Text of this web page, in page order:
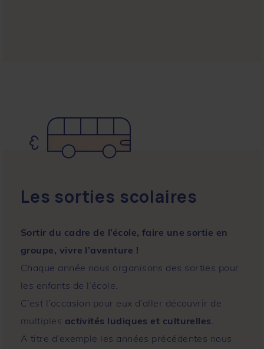
Les sorties scolaires
Sortir du cadre de l’école, faire une sortie en
groupe, vivre l’aventure !
Chaque année nous organisons des sorties pour
les enfants de l’école.
C’est l’occasion pour eux d’aller découvrir de
multiples activités ludiques et culturelles
A titre d’exemple les années précédentes nous